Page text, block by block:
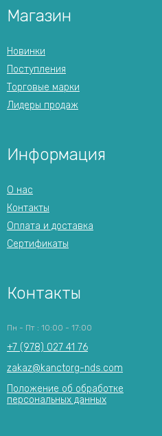
Магазин
Новинки
Поступления
Торговые марки
Лидеры продаж
Информация
О нас
Контакты
Оплата и доставка
Сертификаты
Контакты
Пн - Пт : 10:00 - 17:00
+7 (978) 027 41 76
zakaz@kanctorg-nds.com
Положение об обработке
персональных данных